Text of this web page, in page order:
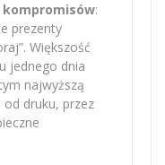
kompromisów:
prezenty
Większość
jednego dnia
najwyższą
druku, przez